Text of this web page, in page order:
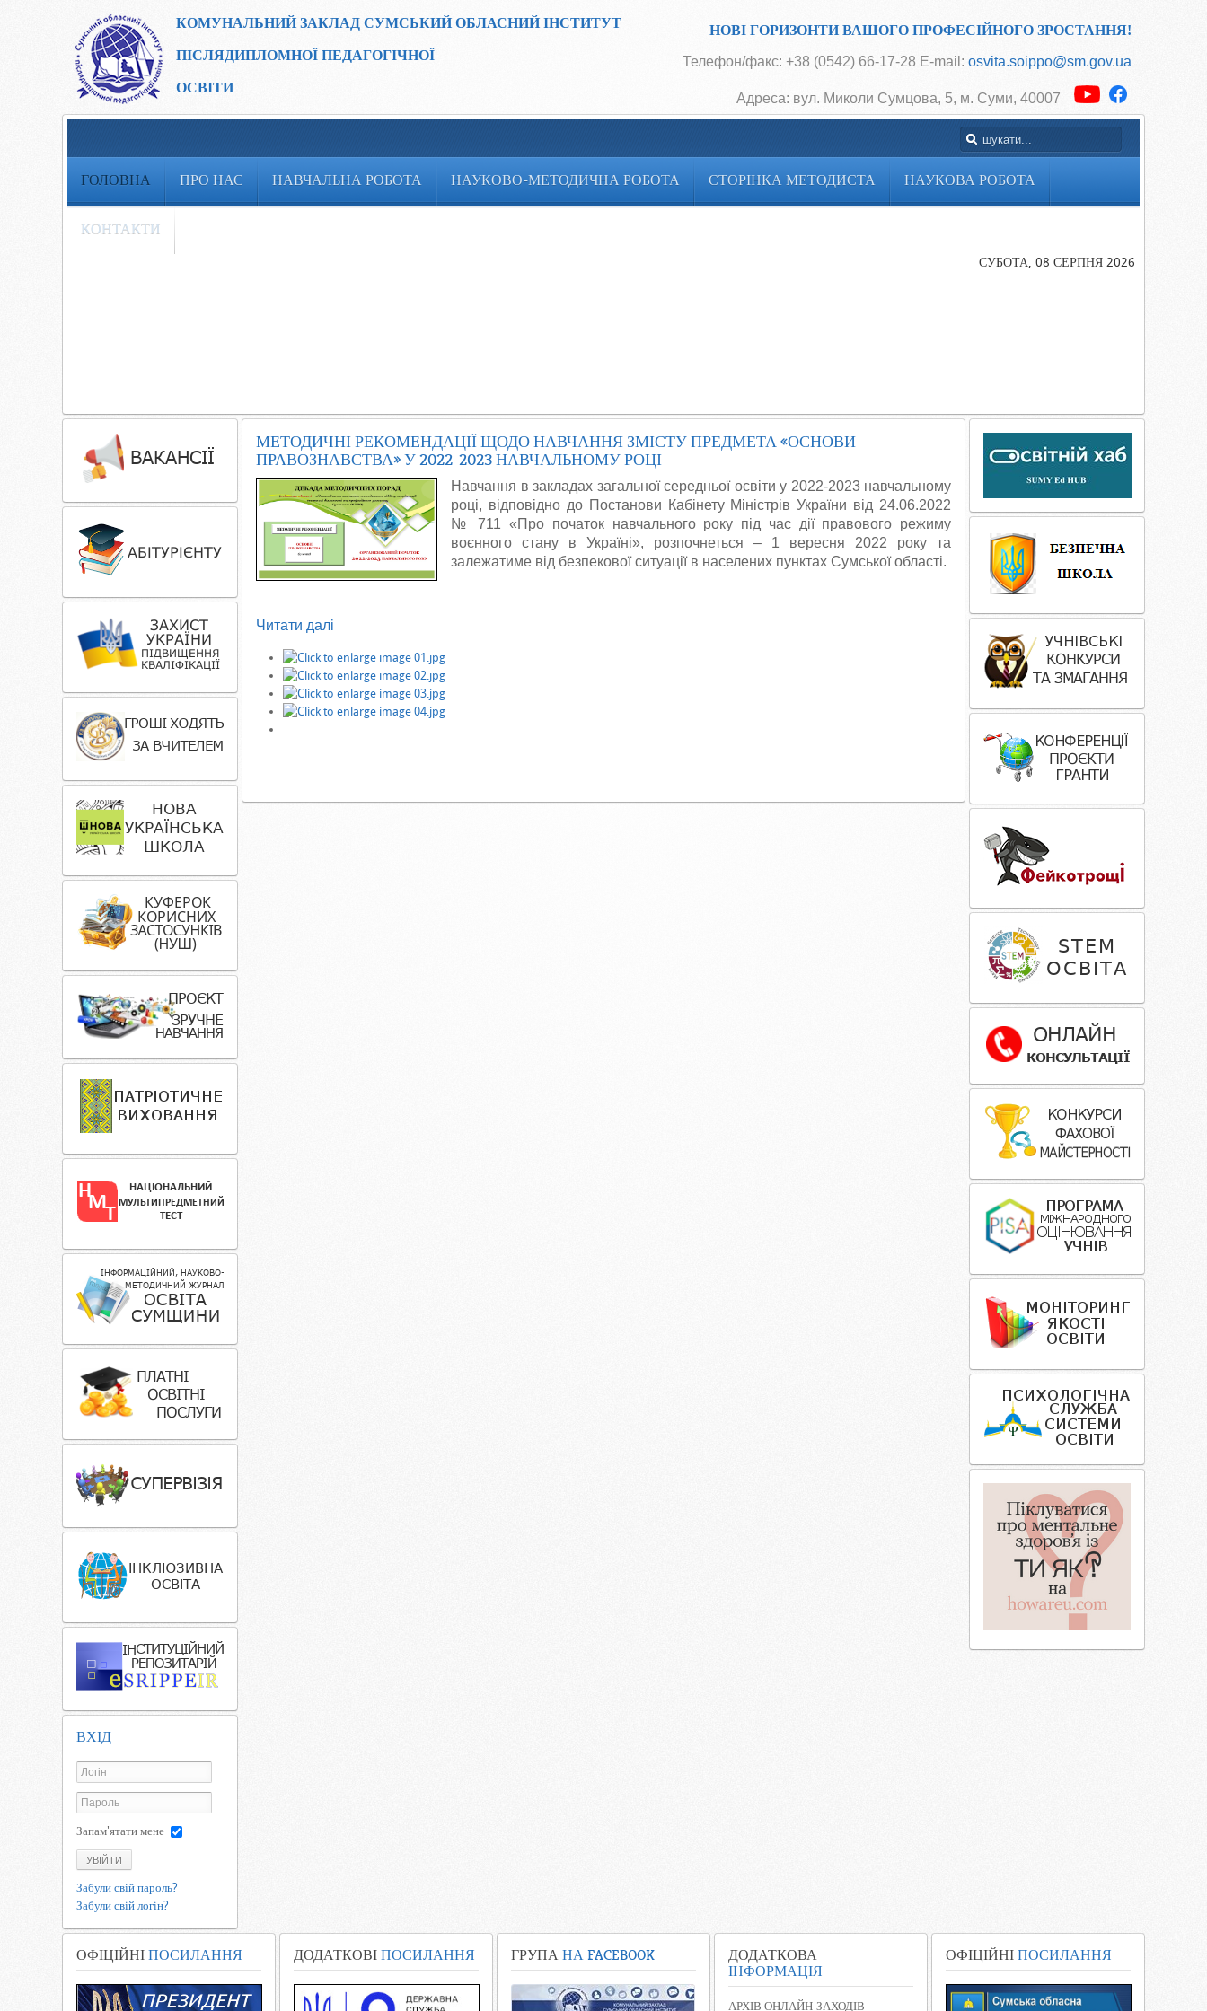
КОМУНАЛЬНИЙ ЗАКЛАД СУМСЬКИЙ ОБЛАСНИЙ ІНСТИТУТ
ПІСЛЯДИПЛОМНОЇ ПЕДАГОГІЧНОЇ
ОСВІТИ
НОВІ ГОРИЗОНТИ ВАШОГО ПРОФЕСІЙНОГО ЗРОСТАННЯ!
Телефон/факс: +38 (0542) 66-17-28 E-mail: osvita.soippo@sm.gov.ua
Адреса: вул. Миколи Сумцова, 5, м. Суми, 40007
ГОЛОВНА ПРО НАС НАВЧАЛЬНА РОБОТА НАУКОВО-МЕТОДИЧНА РОБОТА СТОРІНКА МЕТОДИСТА НАУКОВА РОБОТА
КОНТАКТИ
СУБОТА, 08 СЕРПНЯ 2026
МЕТОДИЧНІ РЕКОМЕНДАЦІЇ ЩОДО НАВЧАННЯ ЗМІСТУ ПРЕДМЕТА «ОСНОВИ
ПРАВОЗНАВСТВА» У 2022-2023 НАВЧАЛЬНОМУ РОЦІ
Навчання в закладах загальної середньої освіти у 2022-2023 навчальному
році, відповідно до Постанови Кабінету Міністрів України від 24.06.2022
№ 711 «Про початок навчального року під час дії правового режиму
воєнного стану в Україні», розпочнеться – 1 вересня 2022 року та
залежатиме від безпекової ситуації в населених пунктах Сумської області.
Читати далі
ВХІД
Запам'ятати мене
УВІЙТИ
Забули свій пароль?
Забули свій логін?
ОФІЦІЙНІ ПОСИЛАННЯ ДОДАТКОВІ ПОСИЛАННЯ ГРУПА НА FACEBOOK
ДОДАТКОВА
ІНФОРМАЦІЯ
АРХІВ ОНЛАЙН-ЗАХОДІВ
ОФІЦІЙНІ ПОСИЛАННЯ